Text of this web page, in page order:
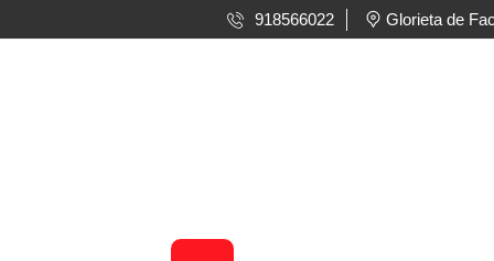
918566022 Glorieta de